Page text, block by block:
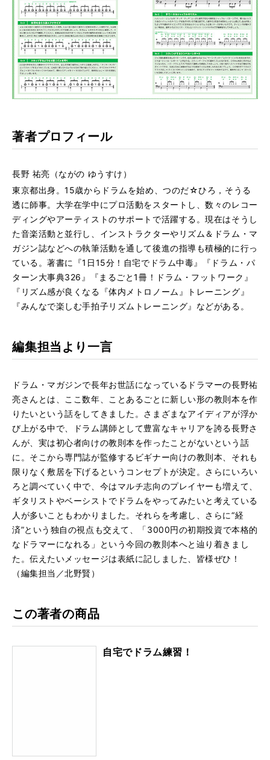
著者プロフィール
長野 祐亮（ながの ゆうすけ）
東京都出身。15歳からドラムを始め、つのだ☆ひろ，そうる
透に師事。大学在学中にプロ活動をスタートし、数々のレコー
ディングやアーティストのサポートで活躍する。現在はそうし
た音楽活動と並行し、インストラクターやリズム＆ドラム・マ
ガジン誌などへの執筆活動を通して後進の指導も積極的に行っ
ている。著書に『1日15分！自宅でドラム中毒』『ドラム・パ
ターン大事典326』『まるごと1冊！ドラム・フットワーク』
『リズム感が良くなる『体内メトロノーム』トレーニング』
『みんなで楽しむ手拍子リズムトレーニング』などがある。
編集担当より一言
ドラム・マガジンで長年お世話になっているドラマーの長野祐
亮さんとは、ここ数年、ことあるごとに新しい形の教則本を作
りたいという話をしてきました。さまざまなアイディアが浮か
び上がる中で、ドラム講師として豊富なキャリアを誇る長野さ
んが、実は初心者向けの教則本を作ったことがないという話
に。そこから専門誌が監修するビギナー向けの教則本、それも
限りなく敷居を下げるというコンセプトが決定。さらにいろい
ろと調べていく中で、今はマルチ志向のプレイヤーも増えて、
ギタリストやベーシストでドラムをやってみたいと考えている
人が多いこともわかりました。それらを考慮し、さらに“経
済”という独自の視点も交えて、「3000円の初期投資で本格的
なドラマーになれる」という今回の教則本へと辿り着きまし
た。伝えたいメッセージは表紙に記しました、皆様ぜひ！
（編集担当／北野賢）
この著者の商品
自宅でドラム練習！